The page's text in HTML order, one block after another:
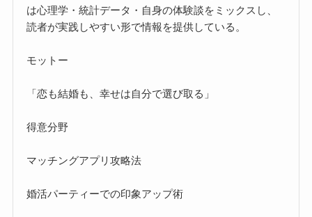
は心理学・統計データ・自身の体験談をミックスし、
読者が実践しやすい形で情報を提供している。
モットー
「恋も結婚も、幸せは自分で選び取る」
得意分野
マッチングアプリ攻略法
婚活パーティーでの印象アップ術